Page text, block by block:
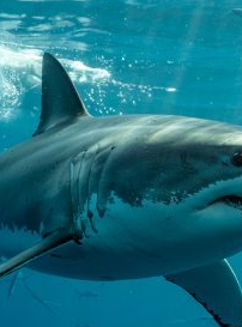
Olduğunun 15 Kanıtı
Pitbull Beslemek
2025 Güncel Durum,
ve Cezalar
1 Hafta Boyunca
Kimsenin
Kutudan Bakın